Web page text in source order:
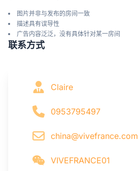
图片并非与发布的房间一致
描述具有误导性
广告内容泛泛，没有具体针对某一房间
联系方式
Claire
0953795497
china@vivefrance.com
VIVEFRANCE01